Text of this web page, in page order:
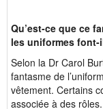
Qu’est-ce que ce
les uniformes font-
Selon la Dr Carol
fantasme de
vêtement. Certains
associée à des